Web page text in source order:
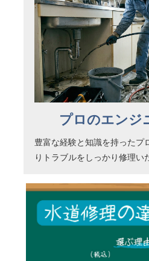
プロのエンジ
豊富な経験と知識を持ったプ
りトラブルをしっかり修理い